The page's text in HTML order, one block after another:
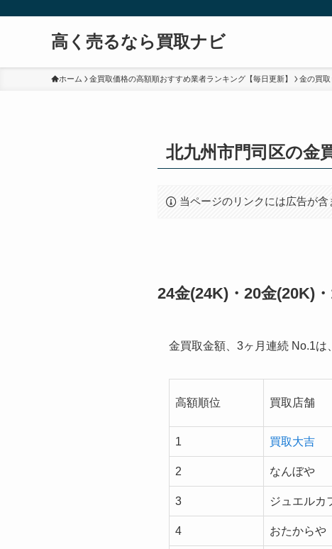
高く売るなら買取ナビ
ホーム 金買取価格の高額順おすすめ業者ランキング【毎日更新】 金の買
北九州市門司区の金
当ページのリンクには広告が含
24金(24K)・20金(20K)
金買取金額、3ヶ月連続 No.1は、
高額順位 買取店舗
1 買取大吉
2 なんぼや
3 ジュエルカ
4 おたからや